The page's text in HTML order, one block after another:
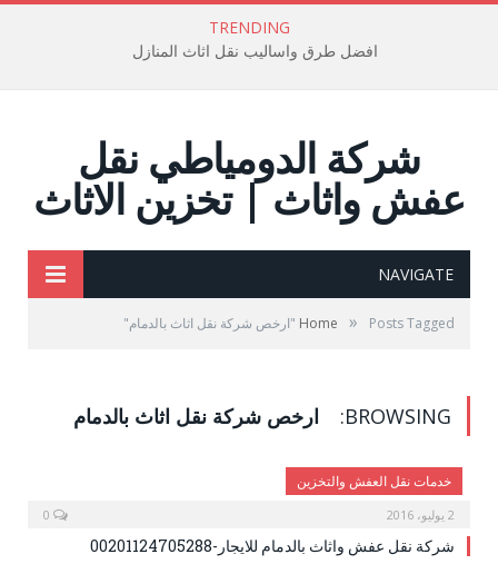
TRENDING
افضل طرق واساليب نقل اثاث المنازل
شركة الدومياطي نقل
عفش واثاث | تخزين الاثاث
NAVIGATE
Home » Posts Tagged "ارخص شركة نقل اثاث بالدمام"
BROWSING: ارخص شركة نقل اثاث بالدمام
خدمات نقل العفش والتخزين
2 يوليو، 2016
شركة نقل عفش واثاث بالدمام للايجار-00201124705288